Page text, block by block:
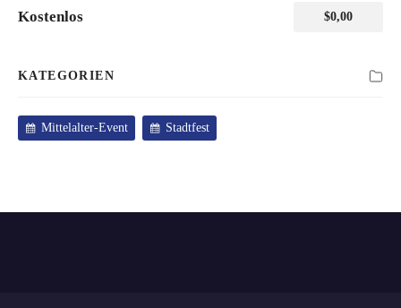
Kostenlos $0,00
KATEGORIEN
Mittelalter-Event Stadtfest